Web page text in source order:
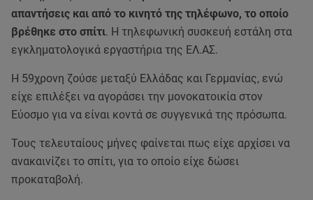
απαντήσεις και από το κινητό της τηλέφωνο, το οποίο
βρέθηκε στο σπίτι. Η τηλεφωνική συσκευή εστάλη στα
εγκληματολογικά εργαστήρια της ΕΛ.ΑΣ.
Η 59χρονη ζούσε μεταξύ Ελλάδας και Γερμανίας, ενώ
είχε επιλέξει να αγοράσει την μονοκατοικία στον
Εύοσμο για να είναι κοντά σε συγγενικά της πρόσωπα.
Τους τελευταίους μήνες φαίνεται πως είχε αρχίσει να
ανακαινίζει το σπίτι, για το οποίο είχε δώσει
προκαταβολή.